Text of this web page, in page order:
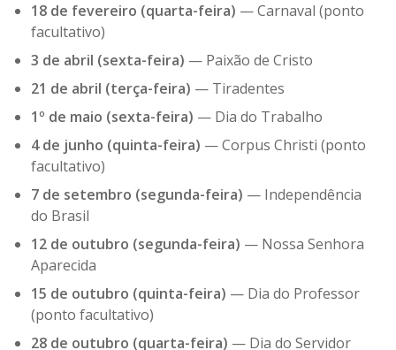
18 de fevereiro (quarta-feira) — Carnaval (ponto
facultativo)
3 de abril (sexta-feira) — Paixão de Cristo
21 de abril (terça-feira) — Tiradentes
1º de maio (sexta-feira) — Dia do Trabalho
4 de junho (quinta-feira) — Corpus Christi (ponto
facultativo)
7 de setembro (segunda-feira) — Independência
do Brasil
12 de outubro (segunda-feira) — Nossa Senhora
Aparecida
15 de outubro (quinta-feira) — Dia do Professor
(ponto facultativo)
28 de outubro (quarta-feira) — Dia do Servidor